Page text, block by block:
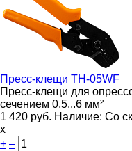
Пресс-клещи TH-05WF
Пресс-клещи для
сечением 0,5...6 мм²
1 420 руб. Наличие: Со
х
+ –